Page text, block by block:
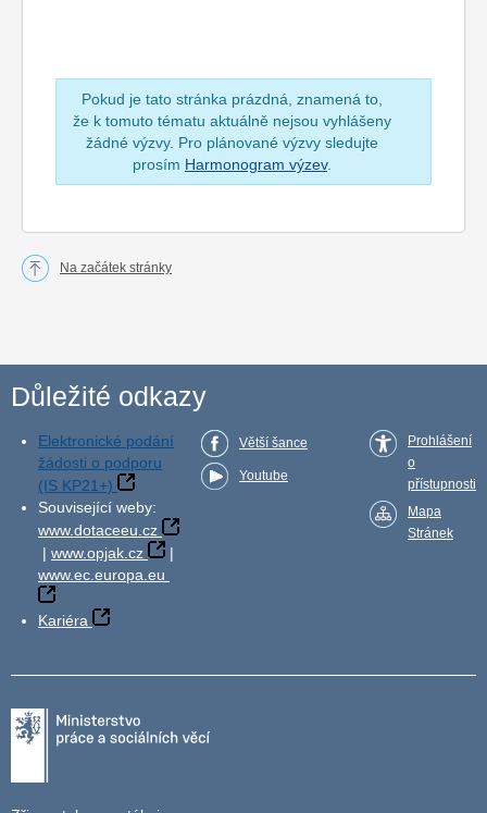
Pokud je tato stránka prázdná, znamená to,
že k tomuto tématu aktuálně nejsou vyhlášeny
žádné výzvy. Pro plánované výzvy sledujte
prosím Harmonogram výzev.
Na začátek stránky
Důležité odkazy
Elektronické podání
žádosti o podporu
(IS KP21+)
Související weby:
www.dotaceeu.cz
| www.opjak.cz
|
www.ec.europa.eu
Kariéra
Větší šance
Youtube
Prohlášení
o
přístupnosti
Mapa
Stránek